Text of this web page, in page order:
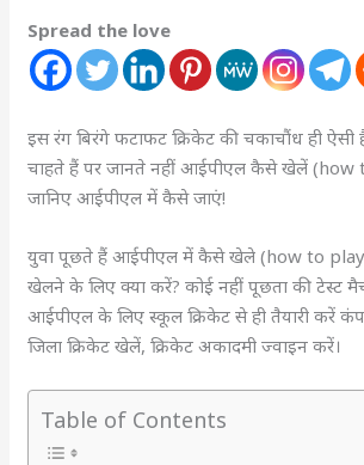
Spread the love
इस रंग बिरंगे फटाफट क्रिकेट की चकाचौंध ही
चाहते हैं पर जानते नहीं आईपीएल कैसे खेलें
जानिए आईपीएल में कैसे जाएं!
युवा पूछते हैं आईपीएल में कैसे खेले (how to
खेलने के लिए क्या करें? कोई नहीं पूछता की टेस्ट
आईपीएल के लिए स्कूल क्रिकेट से ही तैयारी करें
जिला क्रिकेट खेलें, क्रिकेट अकादमी ज्वाइन करें।
Table of Contents